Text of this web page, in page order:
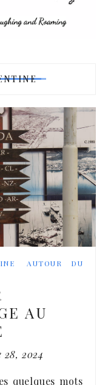
AUTOUR DU
AU
28, 2024
quelques mots